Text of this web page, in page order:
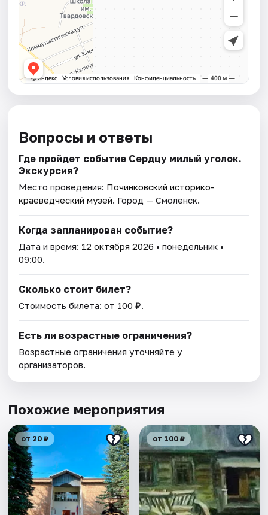
Вопросы и ответы
Где пройдет событие Сердцу милый уголок.
Экскурсия?
Место проведения: Починковский историко-
краеведческий музей. Город — Смоленск.
Когда запланирован событие?
Дата и время: 12 октября 2026 • понедельник •
09:00.
Сколько стоит билет?
Стоимость билета: от 100 ₽.
Есть ли возрастные ограничения?
Возрастные ограничения уточняйте у
организаторов.
Похожие мероприятия
от 20 ₽ от 100 ₽